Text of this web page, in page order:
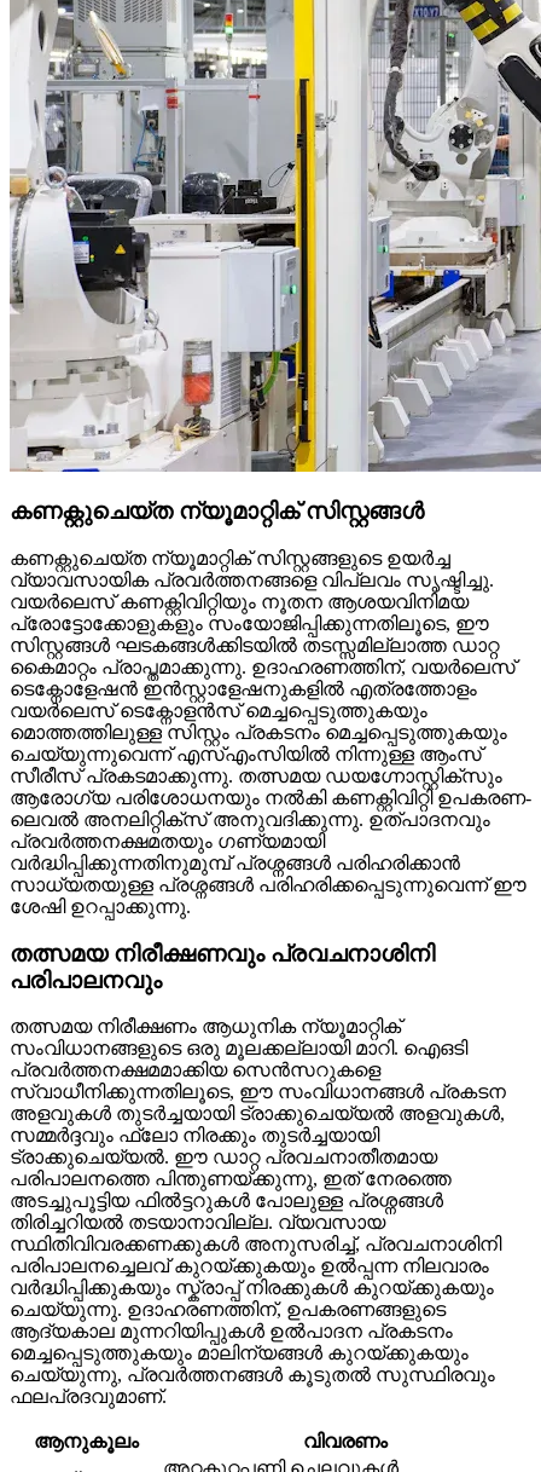
കണക്റ്റുചെയ്ത ന്യൂമാറ്റിക് സിസ്റ്റങ്ങൾ
കണക്റ്റുചെയ്ത ന്യൂമാറ്റിക് സിസ്റ്റങ്ങളുടെ ഉയർച്ച
വ്യാവസായിക പ്രവർത്തനങ്ങളെ വിപ്ലവം സൃഷ്ടിച്ചു.
വയർലെസ് കണക്റ്റിവിറ്റിയും നൂതന ആശയവിനിമയ
പ്രോട്ടോക്കോളുകളും സംയോജിപ്പിക്കുന്നതിലൂടെ, ഈ
സിസ്റ്റങ്ങൾ ഘടകങ്ങൾക്കിടയിൽ തടസ്സമില്ലാത്ത ഡാറ്റ
കൈമാറ്റം പ്രാപ്തമാക്കുന്നു. ഉദാഹരണത്തിന്, വയർലെസ്
ടെക്നോളേഷൻ ഇൻസ്റ്റാളേഷനുകളിൽ എത്രത്തോളം
വയർലെസ് ടെക്നോളൻസ് മെച്ചപ്പെടുത്തുകയും
മൊത്തത്തിലുള്ള സിസ്റ്റം പ്രകടനം മെച്ചപ്പെടുത്തുകയും
ചെയ്യുന്നുവെന്ന് എസ്എംസിയിൽ നിന്നുള്ള ആംസ്
സീരീസ് പ്രകടമാക്കുന്നു. തത്സമയ ഡയഗ്നോസ്റ്റിക്സും
ആരോഗ്യ പരിശോധനയും നൽകി കണക്റ്റിവിറ്റി ഉപകരണ-
ലെവൽ അനലിറ്റിക്സ് അനുവദിക്കുന്നു. ഉത്പാദനവും
പ്രവർത്തനക്ഷമതയും ഗണ്യമായി
വർദ്ധിപ്പിക്കുന്നതിനുമുമ്പ് പ്രശ്നങ്ങൾ പരിഹരിക്കാൻ
സാധ്യതയുള്ള പ്രശ്നങ്ങൾ പരിഹരിക്കപ്പെടുന്നുവെന്ന് ഈ
ശേഷി ഉറപ്പാക്കുന്നു.
തത്സമയ നിരീക്ഷണവും പ്രവചനാശിനി
പരിപാലനവും
തത്സമയ നിരീക്ഷണം ആധുനിക ന്യൂമാറ്റിക്
സംവിധാനങ്ങളുടെ ഒരു മൂലക്കല്ലായി മാറി. ഐഒടി
പ്രവർത്തനക്ഷമമാക്കിയ സെൻസറുകളെ
സ്വാധീനിക്കുന്നതിലൂടെ, ഈ സംവിധാനങ്ങൾ പ്രകടന
അളവുകൾ തുടർച്ചയായി ട്രാക്കുചെയ്യൽ അളവുകൾ,
സമ്മർദ്ദവും ഫ്ലോ നിരക്കും തുടർച്ചയായി
ട്രാക്കുചെയ്യൽ. ഈ ഡാറ്റ പ്രവചനാതീതമായ
പരിപാലനത്തെ പിന്തുണയ്ക്കുന്നു, ഇത് നേരത്തെ
അടച്ചുപൂട്ടിയ ഫിൽട്ടറുകൾ പോലുള്ള പ്രശ്നങ്ങൾ
തിരിച്ചറിയൽ തടയാനാവില്ല. വ്യവസായ
സ്ഥിതിവിവരക്കണക്കുകൾ അനുസരിച്ച്, പ്രവചനാശിനി
പരിപാലനച്ചെലവ് കുറയ്ക്കുകയും ഉൽപ്പന്ന നിലവാരം
വർദ്ധിപ്പിക്കുകയും സ്ക്രാപ്പ് നിരക്കുകൾ കുറയ്ക്കുകയും
ചെയ്യുന്നു. ഉദാഹരണത്തിന്, ഉപകരണങ്ങളുടെ
ആദ്യകാല മുന്നറിയിപ്പുകൾ ഉൽപാദന പ്രകടനം
മെച്ചപ്പെടുത്തുകയും മാലിന്യങ്ങൾ കുറയ്ക്കുകയും
ചെയ്യുന്നു, പ്രവർത്തനങ്ങൾ കൂടുതൽ സുസ്ഥിരവും
ഫലപ്രദവുമാണ്.
ആനുകൂലം
വിവരണം